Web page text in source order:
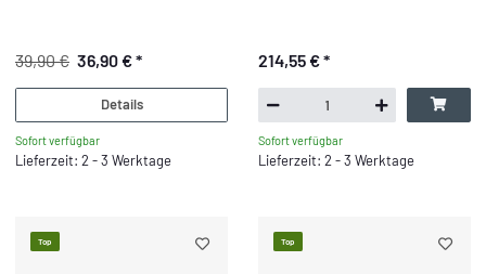
39,90 € 36,90 €*
Details
Sofort verfügbar
Lieferzeit: 2 - 3 Werktage
214,55 €*
Sofort verfügbar
Lieferzeit: 2 - 3 Werktage
Top Top